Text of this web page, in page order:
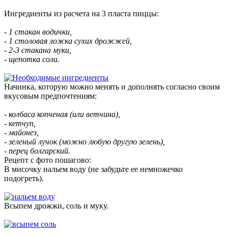
Ингредиенты из расчета на 3 пласта пиццы:
- 1 стакан водички,
- 1 столовая ложка сухих дрожжей,
- 2-3 стакана муки,
- щепотка соли.
Начинка, которую можно менять и дополнять согласно своим
вкусовым предпочтениям:
- колбаса копченая (или ветчина),
- кетчуп,
- майонез,
- зеленый лучок (можно любую другую зелень),
- перец болгарский.
Рецепт с фото пошагово:
В мисочку нальем воду (не забудьте ее немножечко
подогреть).
Всыпем дрожжи, соль и муку.